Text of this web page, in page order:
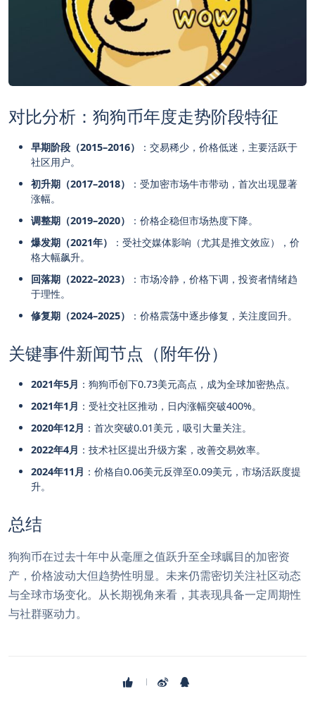
对比分析：狗狗币年度走势阶段特征
早期阶段（2015–2016）
：交易稀少，价格低迷，主要活跃于
社区用户。
初升期（2017–2018）
：受加密市场牛市带动，首次出现显著
涨幅。
调整期（2019–2020）
：价格企稳但市场热度下降。
爆发期（2021年）
：受社交媒体影响（尤其是推文效应），价
格大幅飙升。
回落期（2022–2023）
：市场冷静，价格下调，投资者情绪趋
于理性。
修复期（2024–2025）
：价格震荡中逐步修复，关注度回升。
关键事件新闻节点（附年份）
2021年5月 ：狗狗币创下0.73美元高点，成为全球加密热点。
2021年1月 ：受社交社区推动，日内涨幅突破400%。
2020年12月 ：首次突破0.01美元，吸引大量关注。
2022年4月 ：技术社区提出升级方案，改善交易效率。
2024年11月 ：价格自0.06美元反弹至0.09美元，市场活跃度提
升。
总结
狗狗币在过去十年中从毫厘之值跃升至全球瞩目的加密资
产，价格波动大但趋势性明显。未来仍需密切关注社区动态
与全球市场变化。从长期视角来看，其表现具备一定周期性
与社群驱动力。